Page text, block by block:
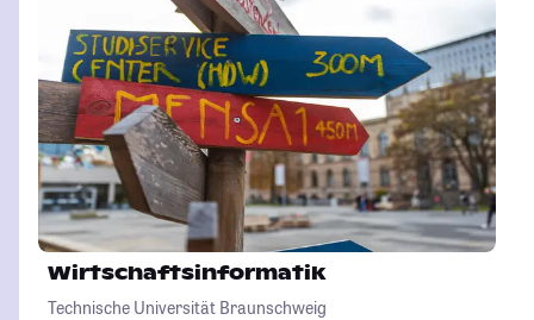
Wirtschaftsinformatik
Technische Universität Braunschweig